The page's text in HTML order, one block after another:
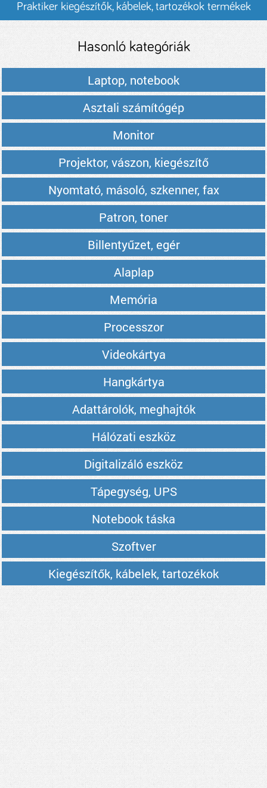
Praktiker kiegészítők, kábelek, tartozékok termékek
Hasonló kategóriák
Laptop, notebook
Asztali számítógép
Monitor
Projektor, vászon, kiegészítő
Nyomtató, másoló, szkenner, fax
Patron, toner
Billentyűzet, egér
Alaplap
Memória
Processzor
Videokártya
Hangkártya
Adattárolók, meghajtók
Hálózati eszköz
Digitalizáló eszköz
Tápegység, UPS
Notebook táska
Szoftver
Kiegészítők, kábelek, tartozékok